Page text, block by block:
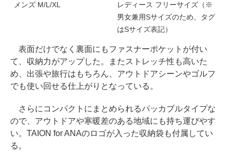
メンズ M/L/XL
レディース フリーサイズ（※
男女兼用Sサイズのため、タグ
はSサイズ表記）
表面だけでなく裏面にもファスナーポケットが付い
て、収納力がアップした。またストレッチ性も高いた
め、出張や旅行はもちろん、アウトドアシーンやゴルフ
でも使い回せる仕上がりとなっている。
さらにコンパクトにまとめられるパッカブルタイプな
ので、アウトドアや寒暖差のある地域にも持ち運びやす
い。TAION for ANAのロゴが入った収納袋も付属してい
る。